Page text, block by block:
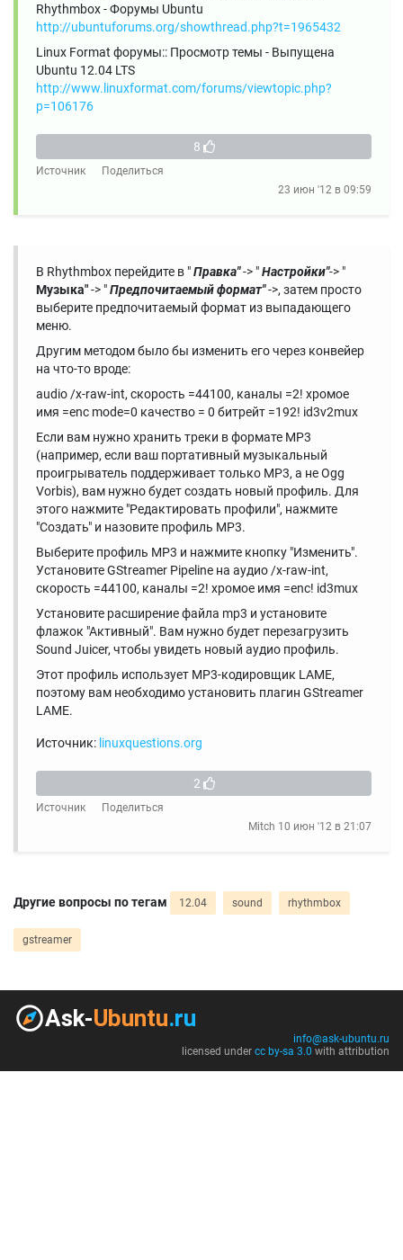
Rhythmbox - Форумы Ubuntu
http://ubuntuforums.org/showthread.php?t=1965432
Linux Format форумы:: Просмотр темы - Выпущена
Ubuntu 12.04 LTS
http://www.linuxformat.com/forums/viewtopic.php?
p=106176
8
Источник
Поделиться
23 июн '12 в 09:59
В Rhythmbox перейдите в "Правка"-> "Настройки"-> "
Музыка"-> "Предпочитаемый формат"->, затем просто
выберите предпочитаемый формат из выпадающего
меню.
Другим методом было бы изменить его через конвейер
на что-то вроде:
audio /x-raw-int, скорость =44100, каналы =2! хромое
имя =enc mode=0 качество = 0 битрейт =192! id3v2mux
Если вам нужно хранить треки в формате MP3
(например, если ваш портативный музыкальный
проигрыватель поддерживает только MP3, а не Ogg
Vorbis), вам нужно будет создать новый профиль. Для
этого нажмите "Редактировать профили", нажмите
"Создать" и назовите профиль MP3.
Выберите профиль MP3 и нажмите кнопку "Изменить".
Установите GStreamer Pipeline на аудио /x-raw-int,
скорость =44100, каналы =2! хромое имя =enc! id3mux
Установите расширение файла mp3 и установите
флажок "Активный". Вам нужно будет перезагрузить
Sound Juicer, чтобы увидеть новый аудио профиль.
Этот профиль использует MP3-кодировщик LAME,
поэтому вам необходимо установить плагин GStreamer
LAME.
Источник: linuxquestions.org
2
Источник
Поделиться
Mitch 10 июн '12 в 21:07
Другие вопросы по тегам 12.04 sound rhythmbox
gstreamer
info@ask-ubuntu.ru
licensed under cc by-sa 3.0 with attribution